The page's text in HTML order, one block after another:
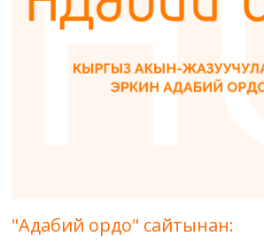
"Адабий ордо" сайтынан: